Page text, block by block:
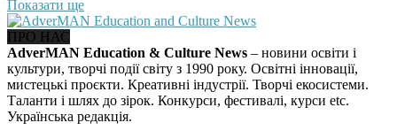
Показати ще
ПРО НАС
AdverMAN Education & Culture News – новини освіти і
культури, творчі події світу з 1990 року. Освітні інновації,
мистецькі проєкти. Креативні індустрії. Творчі екосистеми.
Таланти і шлях до зірок. Конкурси, фестивалі, курси etc.
Українська редакція.